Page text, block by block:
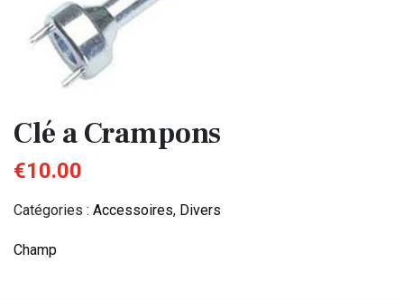
Clé a Crampons
€10.00
Catégories : Accessoires, Divers
Champ